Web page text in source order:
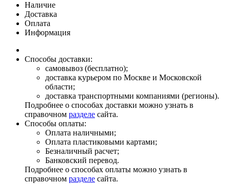
Наличие
Доставка
Оплата
Информация
Способы доставки:
самовывоз (бесплатно);
доставка курьером по Москве и Московской
области;
доставка транспортными компаниями (регионы).
Подробнее о способах доставки можно узнать в
справочном разделе сайта.
Способы оплаты:
Оплата наличными;
Оплата пластиковыми картами;
Безналичный расчет;
Банковский перевод.
Подробнее о способах оплаты можно узнать в
справочном разделе сайта.